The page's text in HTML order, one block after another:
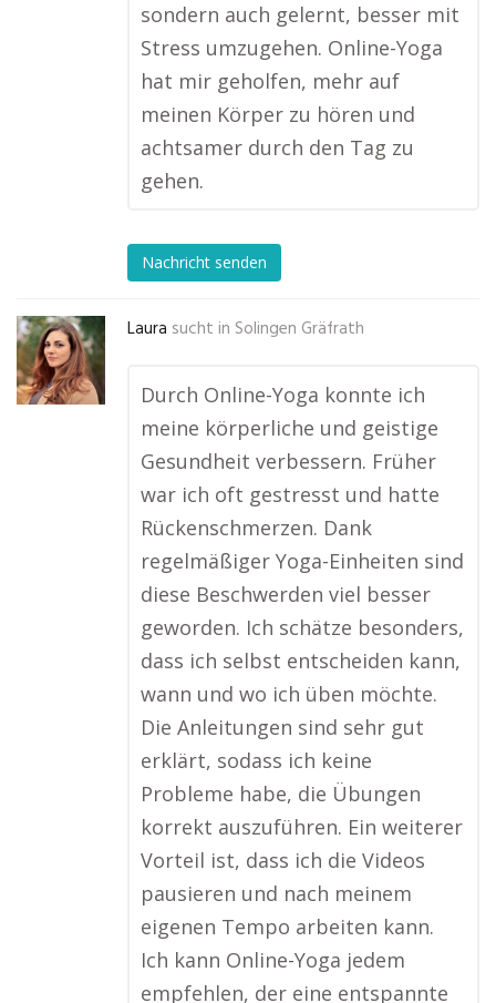
sondern auch gelernt, besser mit
Stress umzugehen. Online-Yoga
hat mir geholfen, mehr auf
meinen Körper zu hören und
achtsamer durch den Tag zu
gehen.
Nachricht senden
Laura sucht in Solingen Gräfrath
Durch Online-Yoga konnte ich
meine körperliche und geistige
Gesundheit verbessern. Früher
war ich oft gestresst und hatte
Rückenschmerzen. Dank
regelmäßiger Yoga-Einheiten sind
diese Beschwerden viel besser
geworden. Ich schätze besonders,
dass ich selbst entscheiden kann,
wann und wo ich üben möchte.
Die Anleitungen sind sehr gut
erklärt, sodass ich keine
Probleme habe, die Übungen
korrekt auszuführen. Ein weiterer
Vorteil ist, dass ich die Videos
pausieren und nach meinem
eigenen Tempo arbeiten kann.
Ich kann Online-Yoga jedem
empfehlen, der eine entspannte